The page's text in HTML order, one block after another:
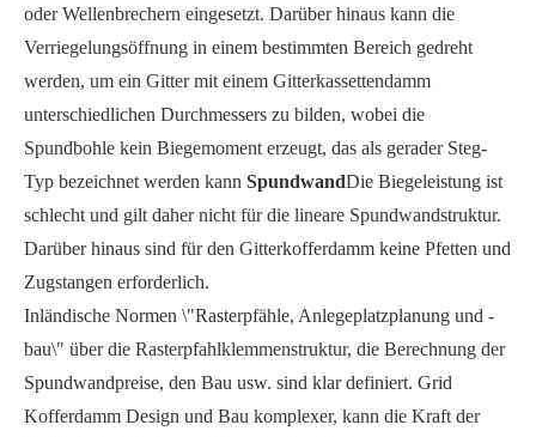
oder Wellenbrechern eingesetzt. Darüber hinaus kann die
Verriegelungsöffnung in einem bestimmten Bereich gedreht
werden, um ein Gitter mit einem Gitterkassettendamm
unterschiedlichen Durchmessers zu bilden, wobei die
Spundbohle kein Biegemoment erzeugt, das als gerader Steg-
Typ bezeichnet werden kann SpundwandDie Biegeleistung ist
schlecht und gilt daher nicht für die lineare Spundwandstruktur.
Darüber hinaus sind für den Gitterkofferdamm keine Pfetten und
Zugstangen erforderlich.
Inländische Normen \"Rasterpfähle, Anlegeplatzplanung und -
bau\" über die Rasterpfahlklemmenstruktur, die Berechnung der
Spundwandpreise, den Bau usw. sind klar definiert. Grid
Kofferdamm Design und Bau komplexer, kann die Kraft der